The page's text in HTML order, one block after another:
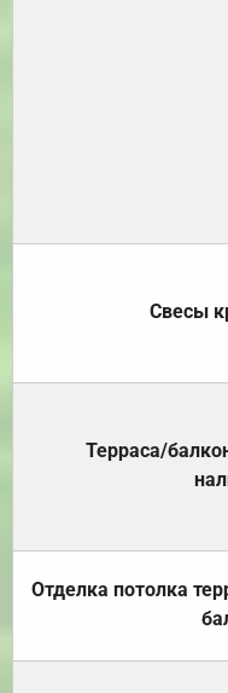
Свесы
Терраса/
Отделка потолка